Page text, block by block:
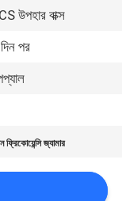
উপহার বাক্স
পর
জ্যামার